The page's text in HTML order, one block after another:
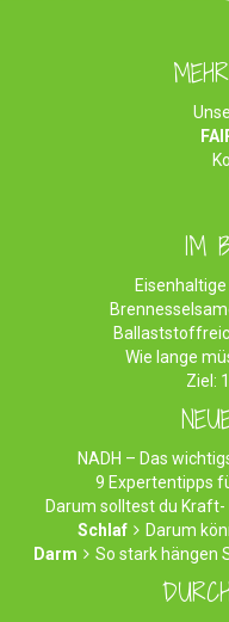
IM
Wie lange
Ziel:
NADH – Das
9 Expertentipps
Darum solltest du
Schlaf
Darum
Darm
So stark hängen